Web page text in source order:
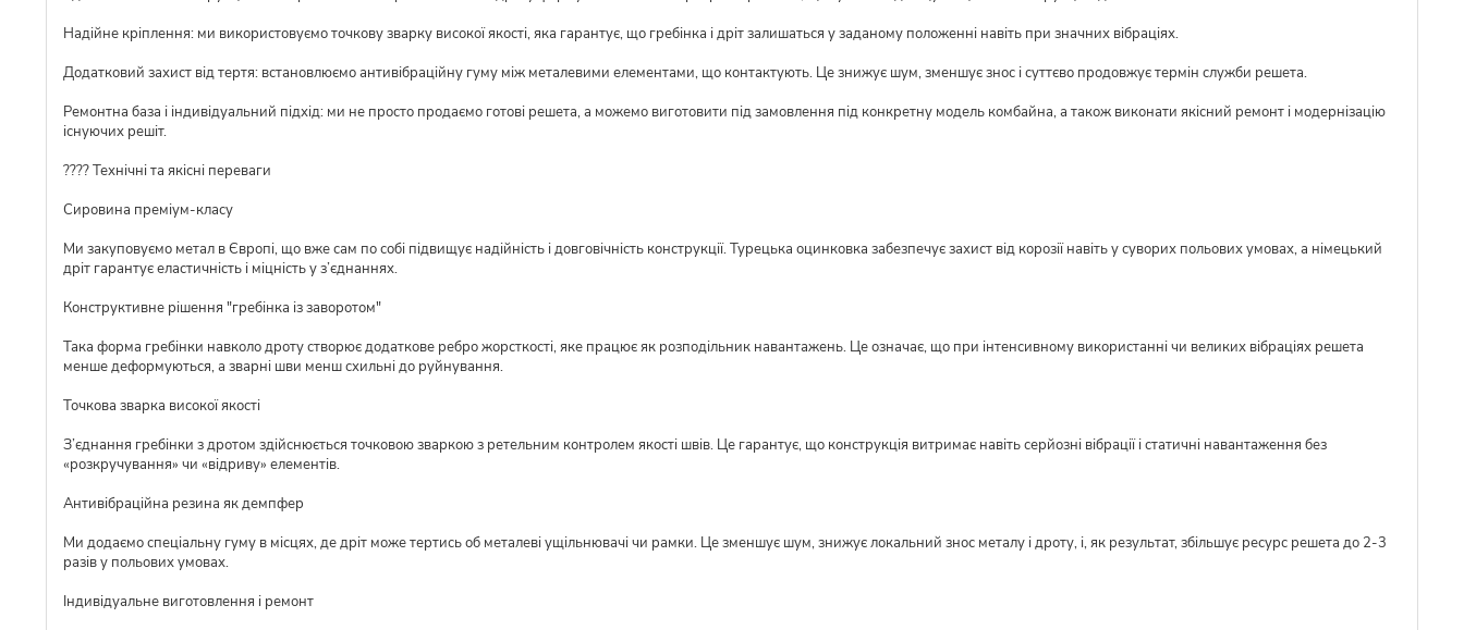
Надійне кріплення: ми використовуємо точкову зварку високої якості, яка гарантує, що гребінка і дріт залишаться у заданому положенні навіть при значних вібраціях.
Додатковий захист від тертя: встановлюємо антивібраційну гуму між металевими елементами, що контактують. Це знижує шум, зменшує знос і суттєво продовжує термін служби решета.
Ремонтна база і індивідуальний підхід: ми не просто продаємо готові решета, а можемо виготовити під замовлення під конкретну модель комбайна, а також виконати якісний ремонт і модернізацію
існуючих решіт.
???? Технічні та якісні переваги
Сировина преміум-класу
Ми закуповуємо метал в Європі, що вже сам по собі підвищує надійність і довговічність конструкції. Турецька оцинковка забезпечує захист від корозії навіть у суворих польових умовах, а німецький
дріт гарантує еластичність і міцність у з’єднаннях.
Конструктивне рішення "гребінка із заворотом"
Така форма гребінки навколо дроту створює додаткове ребро жорсткості, яке працює як розподільник навантажень. Це означає, що при інтенсивному використанні чи великих вібраціях решета
менше деформуються, а зварні шви менш схильні до руйнування.
Точкова зварка високої якості
З’єднання гребінки з дротом здійснюється точковою зваркою з ретельним контролем якості швів. Це гарантує, що конструкція витримає навіть серйозні вібрації і статичні навантаження без
«розкручування» чи «відриву» елементів.
Антивібраційна резина як демпфер
Ми додаємо спеціальну гуму в місцях, де дріт може тертись об металеві ущільнювачі чи рамки. Це зменшує шум, знижує локальний знос металу і дроту, і, як результат, збільшує ресурс решета до 2-3
разів у польових умовах.
Індивідуальне виготовлення і ремонт